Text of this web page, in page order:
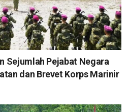
Sejumlah Pejabat Negara
dan Brevet Korps Marinir